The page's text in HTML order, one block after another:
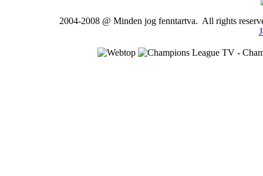
2004-2008 @ Minden jog fenntartva. All rights